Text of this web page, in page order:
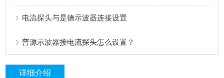
电流探头与是德示波器连接设置
普源示波器接电流探头怎么设置？
详细介绍